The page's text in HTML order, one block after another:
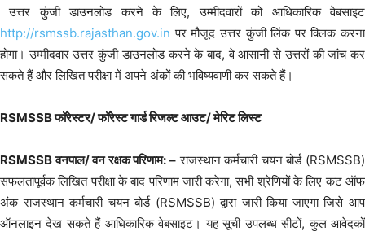
उत्तर कुंजी डाउनलोड करने के लिए, उम्मीदवारों को आधिकारिक वेबसाइट
http://rsmssb.rajasthan.gov.in पर मौजूद उत्तर कुंजी लिंक पर क्लिक करना
होगा। उम्मीदवार उत्तर कुंजी डाउनलोड करने के बाद, वे आसानी से उत्तरों की जांच कर
सकते हैं और लिखित परीक्षा में अपने अंकों की भविष्यवाणी कर सकते हैं।
RSMSSB फॉरेस्टर/ फॉरेस्ट गार्ड रिजल्ट आउट/ मेरिट लिस्ट
RSMSSB वनपाल/ वन रक्षक परिणाम: – राजस्थान कर्मचारी चयन बोर्ड (RSMSSB)
सफलतापूर्वक लिखित परीक्षा के बाद परिणाम जारी करेगा, सभी श्रेणियों के लिए कट ऑफ
अंक राजस्थान कर्मचारी चयन बोर्ड (RSMSSB) द्वारा जारी किया जाएगा जिसे आप
ऑनलाइन देख सकते हैं आधिकारिक वेबसाइट। यह सूची उपलब्ध सीटों, कुल आवेदकों